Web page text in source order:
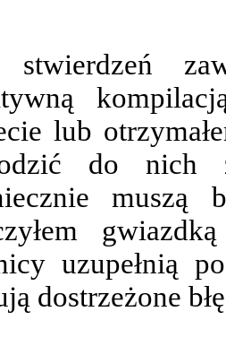
stwierdzeń
lub
do nich
muszą
uzupełnią
dostrzeżone